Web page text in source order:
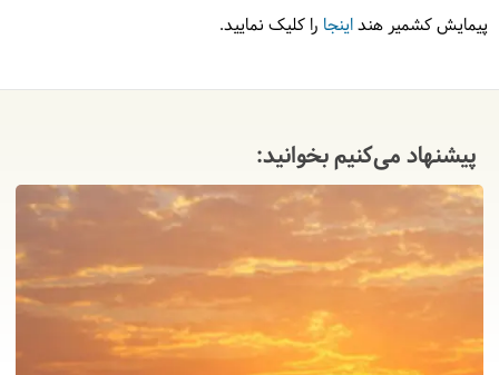
پیمایش کشمیر هنداینجا را کلیک نمایید.
پیشنهاد می‌کنیم بخوانید: